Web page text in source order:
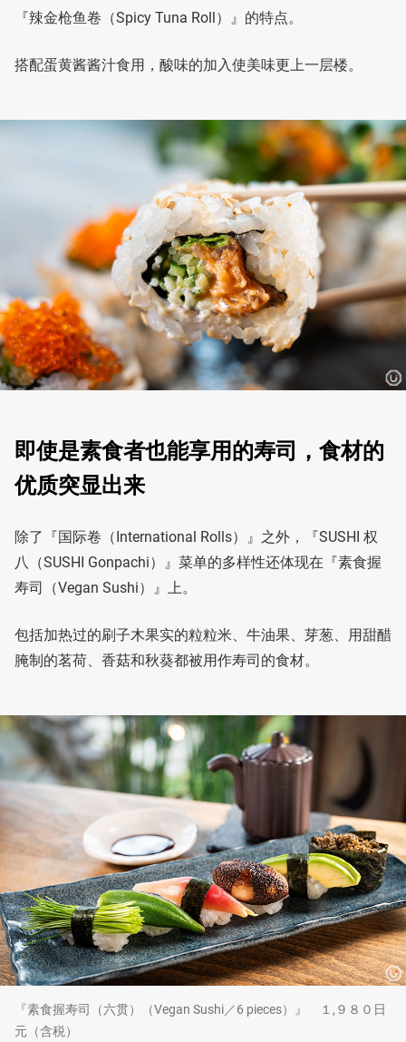
『辣金枪鱼卷（Spicy Tuna Roll）』的特点。
搭配蛋黄酱酱汁食用，酸味的加入使美味更上一层楼。
即使是素食者也能享用的寿司，食材的
优质突显出来
除了『国际卷（International Rolls）』之外，『SUSHI 权
八（SUSHI Gonpachi）』菜单的多样性还体现在『素食握
寿司（Vegan Sushi）』上。
包括加热过的刷子木果实的粒粒米、牛油果、芽葱、用甜醋
腌制的茗荷、香菇和秋葵都被用作寿司的食材。
『素食握寿司（六贯）（Vegan Sushi／6 pieces）』 １,９８０日
元（含税）